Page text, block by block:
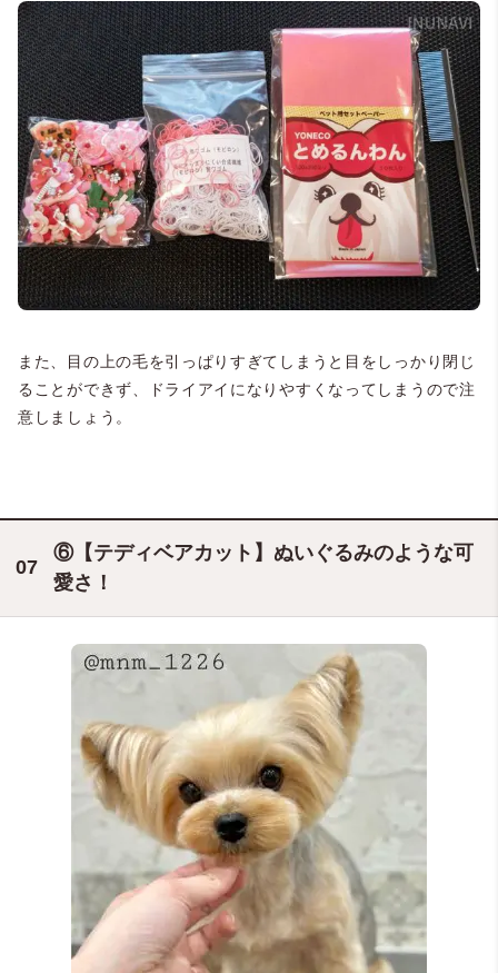
＠wanko_trimming
また、目の上の毛を引っぱりすぎてしまうと目をしっかり閉じ
ることができず、ドライアイになりやすくなってしまうので注
意しましょう。
⑥【テディベアカット】ぬいぐるみのような可
愛さ！